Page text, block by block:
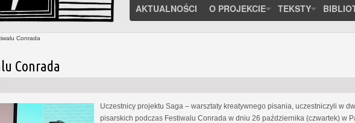
AKTUALNOŚCI O PROJEKCIE TEKSTY
Conrada
Conrada
Uczestnicy projektu Saga – warsztaty kreatywnego pisania, uczestniczyli w
pisarskich podczas Festiwalu Conrada w dniu 26 października (czwartek) w